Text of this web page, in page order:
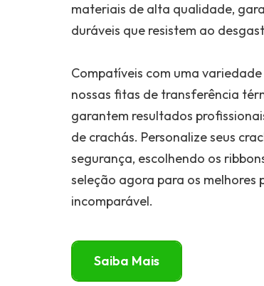
materiais de alta qualidade,
duráveis que resistem ao
Compatíveis com uma
nossas fitas de transferência
garantem resultados
de crachás. Personalize seus
segurança, escolhendo os
seleção agora para os melhores
incomparável.
Saiba Mais